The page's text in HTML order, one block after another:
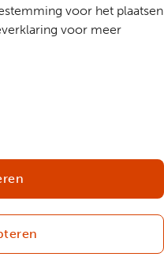
voor het plaatsen
voor meer